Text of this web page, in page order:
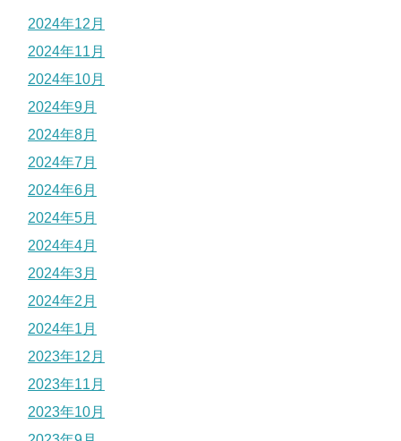
2024年12月
2024年11月
2024年10月
2024年9月
2024年8月
2024年7月
2024年6月
2024年5月
2024年4月
2024年3月
2024年2月
2024年1月
2023年12月
2023年11月
2023年10月